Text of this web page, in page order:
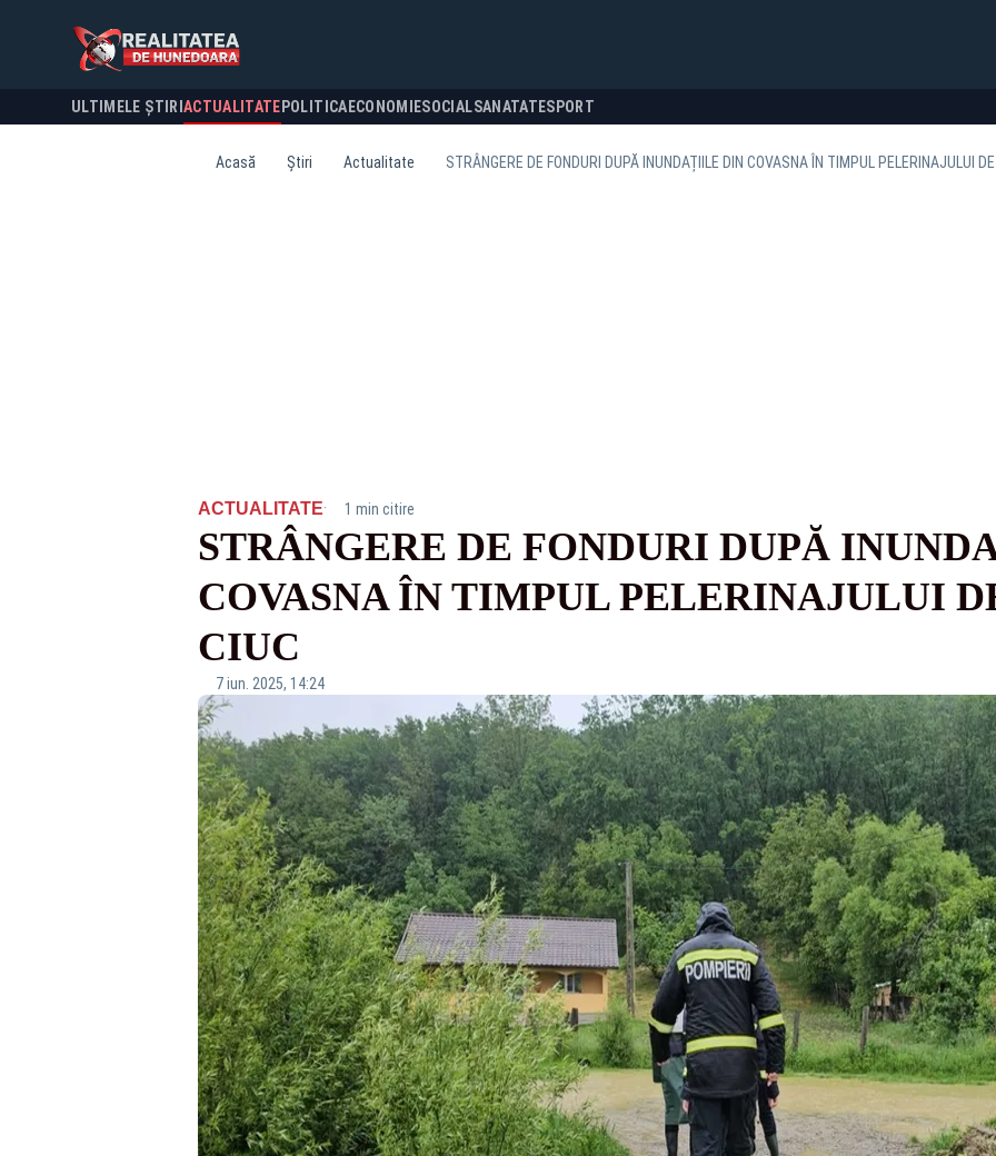
ULTIMELE ȘTIRI ACTUALITATE POLITICA ECONOMIESOCIALSANATATESPORT
Acasă Știri Actualitate STRÂNGERE DE FONDURI DUPĂ INUNDAȚIILE DIN COVASNA ÎN TIMPUL PELERINAJULUI
ACTUALITATE· 1 min citire
STRÂNGERE DE FONDURI DUPĂ
COVASNA ÎN TIMPUL PELERINAJULUI
CIUC
7 iun. 2025, 14:24